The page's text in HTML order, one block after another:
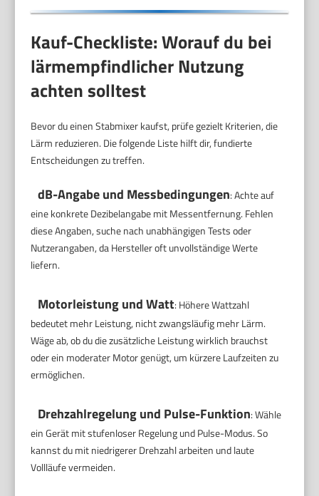
Kauf-Checkliste: Worauf du bei
lärmempfindlicher Nutzung
achten solltest
Bevor du einen Stabmixer kaufst, prüfe gezielt Kriterien, die
Lärm reduzieren. Die folgende Liste hilft dir, fundierte
Entscheidungen zu treffen.
dB-Angabe und Messbedingungen: Achte auf
eine konkrete Dezibelangabe mit Messentfernung. Fehlen
diese Angaben, suche nach unabhängigen Tests oder
Nutzerangaben, da Hersteller oft unvollständige Werte
liefern.
Motorleistung und Watt: Höhere Wattzahl
bedeutet mehr Leistung, nicht zwangsläufig mehr Lärm.
Wäge ab, ob du die zusätzliche Leistung wirklich brauchst
oder ein moderater Motor genügt, um kürzere Laufzeiten zu
ermöglichen.
Drehzahlregelung und Pulse-Funktion: Wähle
ein Gerät mit stufenloser Regelung und Pulse-Modus. So
kannst du mit niedrigerer Drehzahl arbeiten und laute
Vollläufe vermeiden.